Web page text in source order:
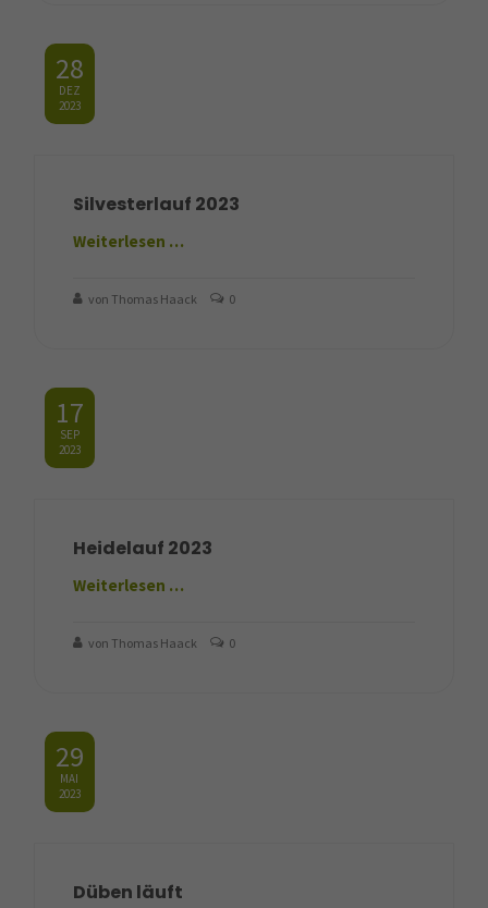
28
DEZ
2023
Silvesterlauf 2023
Weiterlesen …
von Thomas Haack 0
17
SEP
2023
Heidelauf 2023
Weiterlesen …
von Thomas Haack 0
29
MAI
2023
Düben läuft